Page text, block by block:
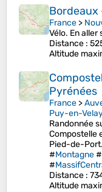
Bordeaux
France >
Vélo. En
Distance :
Altitude
Pyrénées
France >
Puy-en-
Randonnée
Compostelle
Pied-de-
#Montagne#
#
Distance :
Altitude